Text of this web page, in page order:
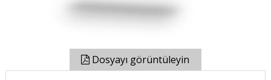
Dosyayı görüntüleyin